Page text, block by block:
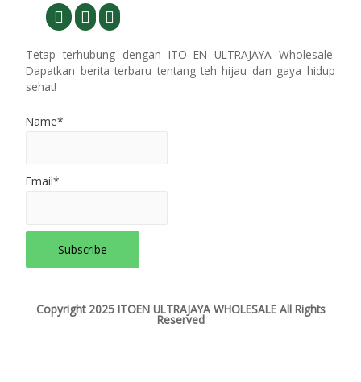
Tetap terhubung dengan ITO EN ULTRAJAYA Wholesale.
Dapatkan berita terbaru tentang teh hijau dan gaya hidup
sehat!
Name*
Email*
Copyright 2025 ITOEN ULTRAJAYA WHOLESALE All Rights
Reserved